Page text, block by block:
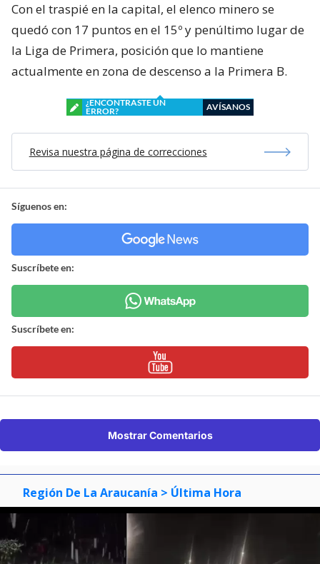
Con el traspié en la capital, el elenco minero se
quedó con 17 puntos en el 15º y penúltimo lugar de
la Liga de Primera, posición que lo mantiene
actualmente en zona de descenso a la Primera B.
¿ENCONTRASTE UN
ERROR?
AVÍSANOS
Revisa nuestra página de correcciones
Síguenos en:
Suscríbete en:
Suscríbete en:
Mostrar Comentarios
Región De La Araucanía > Última Hora